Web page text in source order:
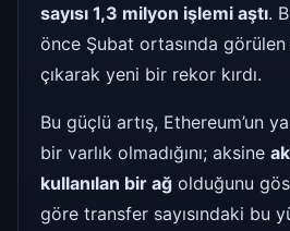
sayısı 1,3 milyon işlemi aştı.
önce Şubat ortasında
çıkarak yeni bir rekor kırdı.
Bu güçlü artış, Ethereum’un
bir varlık olmadığını; aksine
kullanılan bir ağ olduğunu
göre transfer sayısındaki bu